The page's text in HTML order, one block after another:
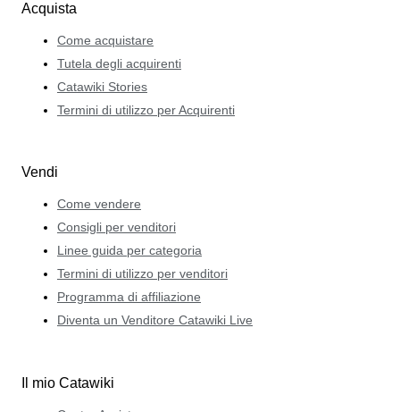
Acquista
Come acquistare
Tutela degli acquirenti
Catawiki Stories
Termini di utilizzo per Acquirenti
Vendi
Come vendere
Consigli per venditori
Linee guida per categoria
Termini di utilizzo per venditori
Programma di affiliazione
Diventa un Venditore Catawiki Live
Il mio Catawiki